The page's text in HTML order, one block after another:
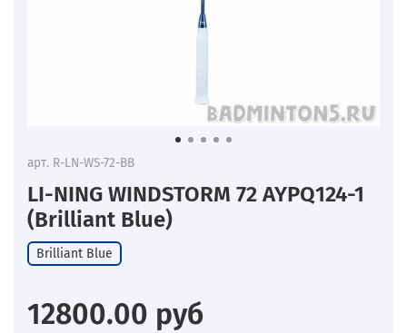
арт. R-LN-WS-72-BB
LI-NING WINDSTORM 72 AYPQ124-1
(Brilliant Blue)
Brilliant Blue
12800.00 руб